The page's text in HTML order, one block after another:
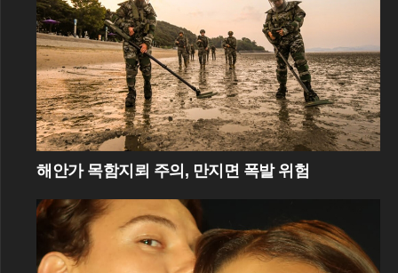
해안가 목함지뢰 주의, 만지면 폭발 위험